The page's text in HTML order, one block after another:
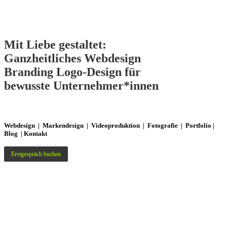
Mit Liebe gestaltet:
Ganzheitliches Webdesign
Branding Logo-Design für
bewusste Unternehmer*innen
Webdesign | Markendesign | Videoproduktion | Fotografie | Portfolio |
Blog | Kontakt
Erstgespräch buchen